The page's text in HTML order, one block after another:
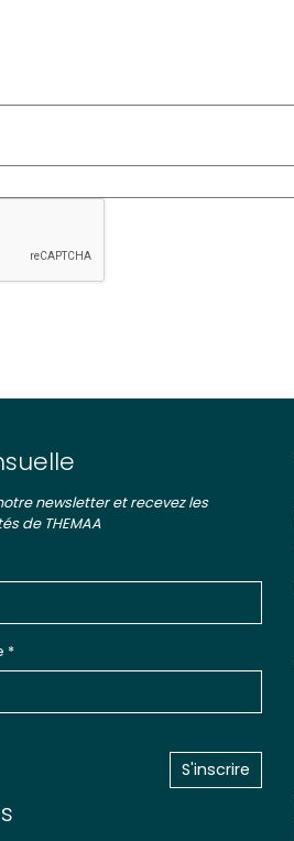
newsletter et recevez les
de THEMAA
*